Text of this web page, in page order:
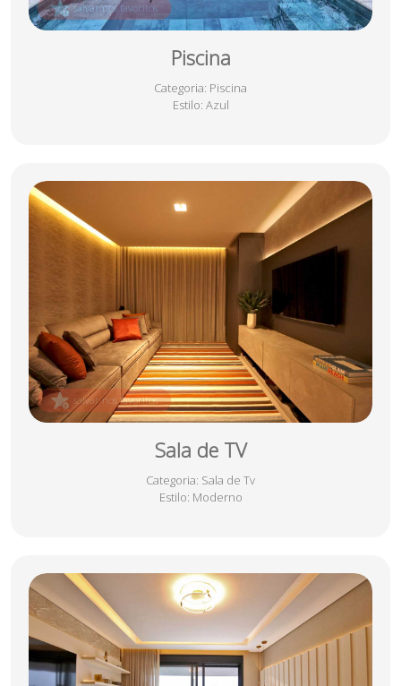
Piscina
Categoria: Piscina
Estilo: Azul
salvar nos favoritos
Sala de TV
Categoria: Sala de Tv
Estilo: Moderno
salvar nos favoritos